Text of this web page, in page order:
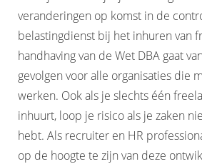
veranderingen op komst in de
belastingdienst bij het inhuren van
handhaving van de Wet DBA gaat
gevolgen voor alle organisaties die
werken. Ook als je slechts één
inhuurt, loop je risico als je zaken
hebt. Als recruiter en HR
op de hoogte te zijn van deze